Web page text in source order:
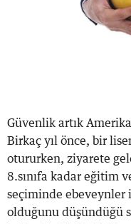
Güvenlik artık
Birkaç yıl önce, bir
otururken, ziyarete
8.sınıfa kadar eğitim
seçiminde ebeveynler
olduğunu düşündüğü